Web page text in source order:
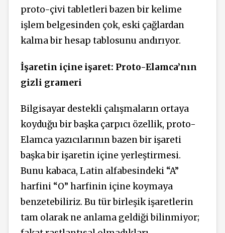
proto-çivi tabletleri bazen bir kelime
işlem belgesinden çok, eski çağlardan
kalma bir hesap tablosunu andırıyor.
İşaretin içine işaret: Proto-Elamca’nın
gizli grameri
Bilgisayar destekli çalışmaların ortaya
koyduğu bir başka çarpıcı özellik, proto-
Elamca yazıcılarının bazen bir işareti
başka bir işaretin içine yerleştirmesi.
Bunu kabaca, Latin alfabesindeki “A”
harfini “O” harfinin içine koymaya
benzetebiliriz. Bu tür birleşik işaretlerin
tam olarak ne anlama geldiği bilinmiyor;